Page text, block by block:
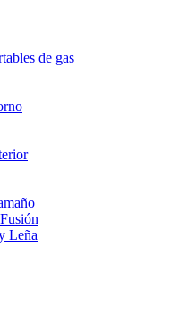
de gas
Leña